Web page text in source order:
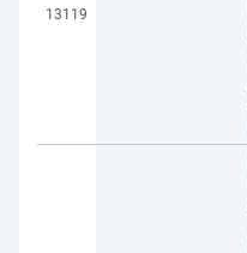
13119